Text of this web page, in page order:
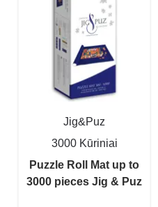
Jig&Puz
3000 Kūriniai
Puzzle Roll Mat up to
3000 pieces Jig & Puz